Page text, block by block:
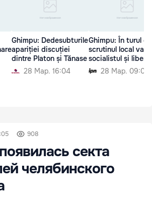
Ghimpu: Dedesubturile
apariției discuției
dintre Platon și Tănase
28 Мар. 16:04
Ghimpu: În turul
scrutinul local va fi
socialistul și
28 Мар. 09:00
908
секта
челябинского